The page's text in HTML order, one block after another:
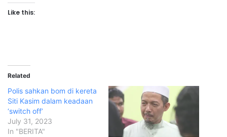
Like this:
Related
Polis sahkan bom di kereta
Siti Kasim dalam keadaan
‘switch off’
July 31, 2023
In "BERITA"